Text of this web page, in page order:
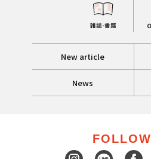
New article
News